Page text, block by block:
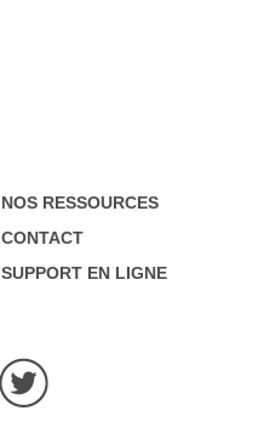
NOS RESSOURCES
CONTACT
SUPPORT EN LIGNE